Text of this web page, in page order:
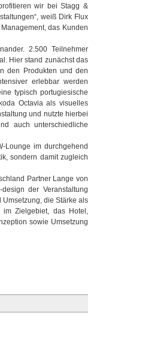
wir bei Stagg &
weiß Dirk Flux
das Kunden
2.500 Teilnehmer
Hier stand zunächst das
den Produkten und den
erlebbar werden
typisch portugiesische
Octavia als visuelles
und nutzte hierbei
auch unterschiedliche
Lounge im durchgehend
sondern damit zugleich
Partner Lange von
der Veranstaltung
die Stärke als
im Zielgebiet, das Hotel,
sowie Umsetzung